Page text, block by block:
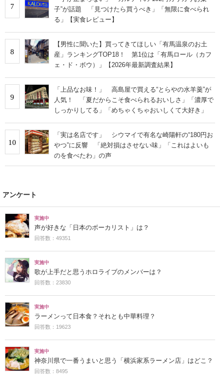
7
子”が話題 「見つけたら買うべき」「無限に食べられ
る」【実食レビュー】
8
【男性に聞いた】買ってきてほしい「有馬温泉のお土
産」ランキングTOP18！ 第1位は「有馬ロール（カフ
ェ・ド・ボウ）」【2026年最新調査結果】
9
「上品なお味！」 高島屋で買える“とらやの水羊羹”が
人気！ 「夏だからこそ食べられるおいしさ」「濃厚で
しっかりしてる」「めちゃくちゃおいしくて大好き」
10
「実は名店です」 シウマイで有名な崎陽軒の“180円お
やつ”に反響 「絶対損はさせない味」「これはよいも
のを食べたわ」の声
アンケート
実施中
声が好きな「日本のボーカリスト」は？
回答数：49351
実施中
歌が上手だと思うホロライブのメンバーは？
回答数：23830
実施中
ラーメンって日本食？それとも中華料理？
回答数：19623
実施中
神奈川県で一番うまいと思う「横浜家系ラーメン店」はどこ？
回答数：8495